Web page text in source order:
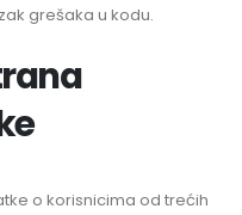
grešaka u kodu.
o korisnicima od trećih